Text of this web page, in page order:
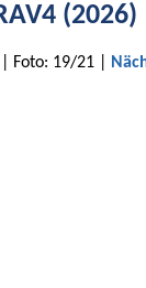
(2026)
| Foto: 19/21 |